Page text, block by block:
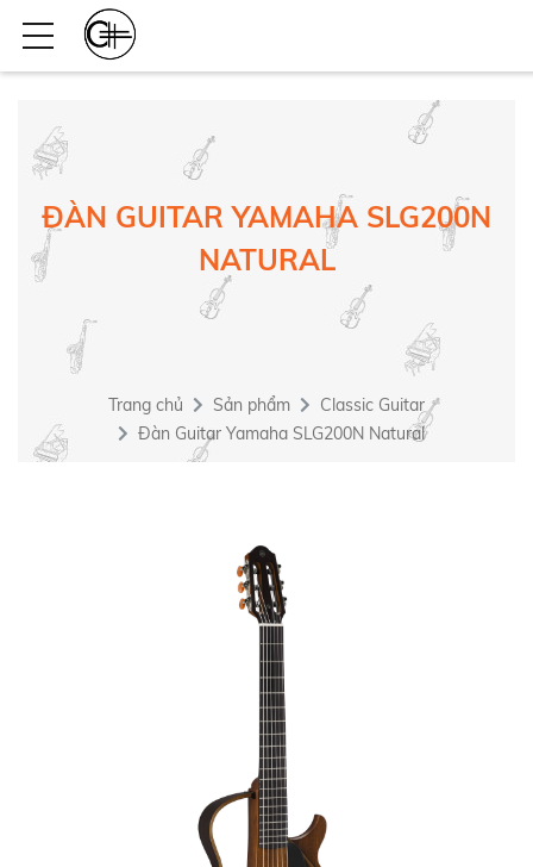
ĐÀN GUITAR YAMAHA SLG200N
NATURAL
Trang chủ Sản phẩm
Classic Guitar
Đàn Guitar Yamaha SLG200N Natural